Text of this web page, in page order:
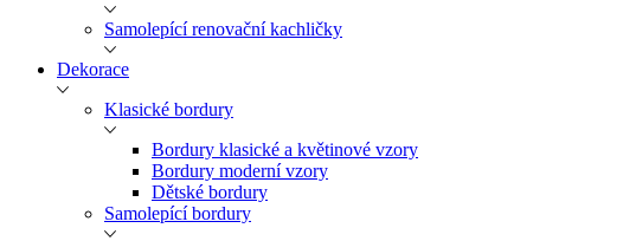
Samolepící renovační kachličky
Dekorace
Klasické bordury
Bordury klasické a květinové vzory
Bordury moderní vzory
Dětské bordury
Samolepící bordury